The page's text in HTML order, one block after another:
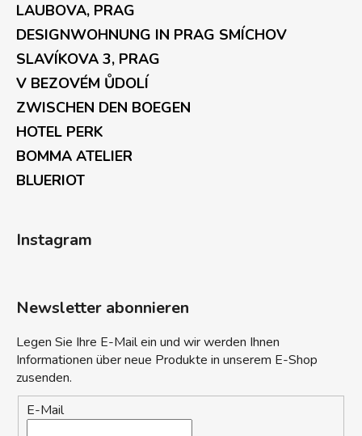
LAUBOVA, PRAG
DESIGNWOHNUNG IN PRAG SMÍCHOV
SLAVÍKOVA 3, PRAG
V BEZOVÉM ŮDOLÍ
ZWISCHEN DEN BOEGEN
HOTEL PERK
BOMMA ATELIER
BLUERIOT
Instagram
Newsletter abonnieren
Legen Sie Ihre E-Mail ein und wir werden Ihnen
Informationen über neue Produkte in unserem E-Shop
zusenden.
E-Mail